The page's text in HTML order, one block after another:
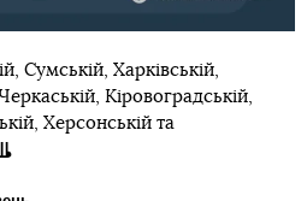
Сумській, Харківській,
Кіровоградській,
Херсонській та